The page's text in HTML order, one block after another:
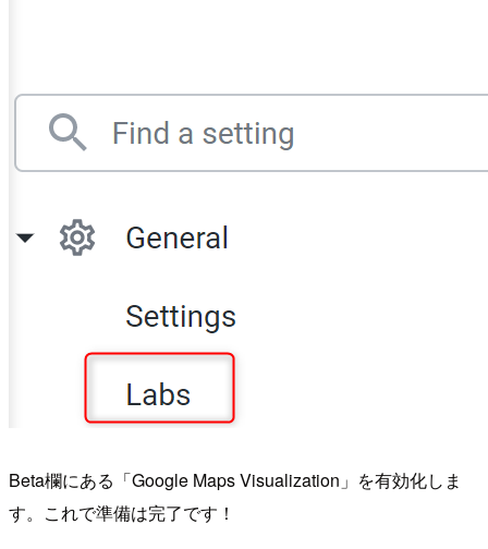
Beta欄にある「Google Maps Visualization」を有効化しま
す。これで準備は完了です！